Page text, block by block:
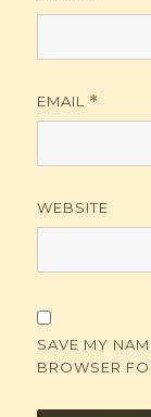
EMAIL *
WEBSITE
SAVE MY
BROWSER